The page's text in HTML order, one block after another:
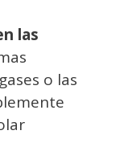
las
o las